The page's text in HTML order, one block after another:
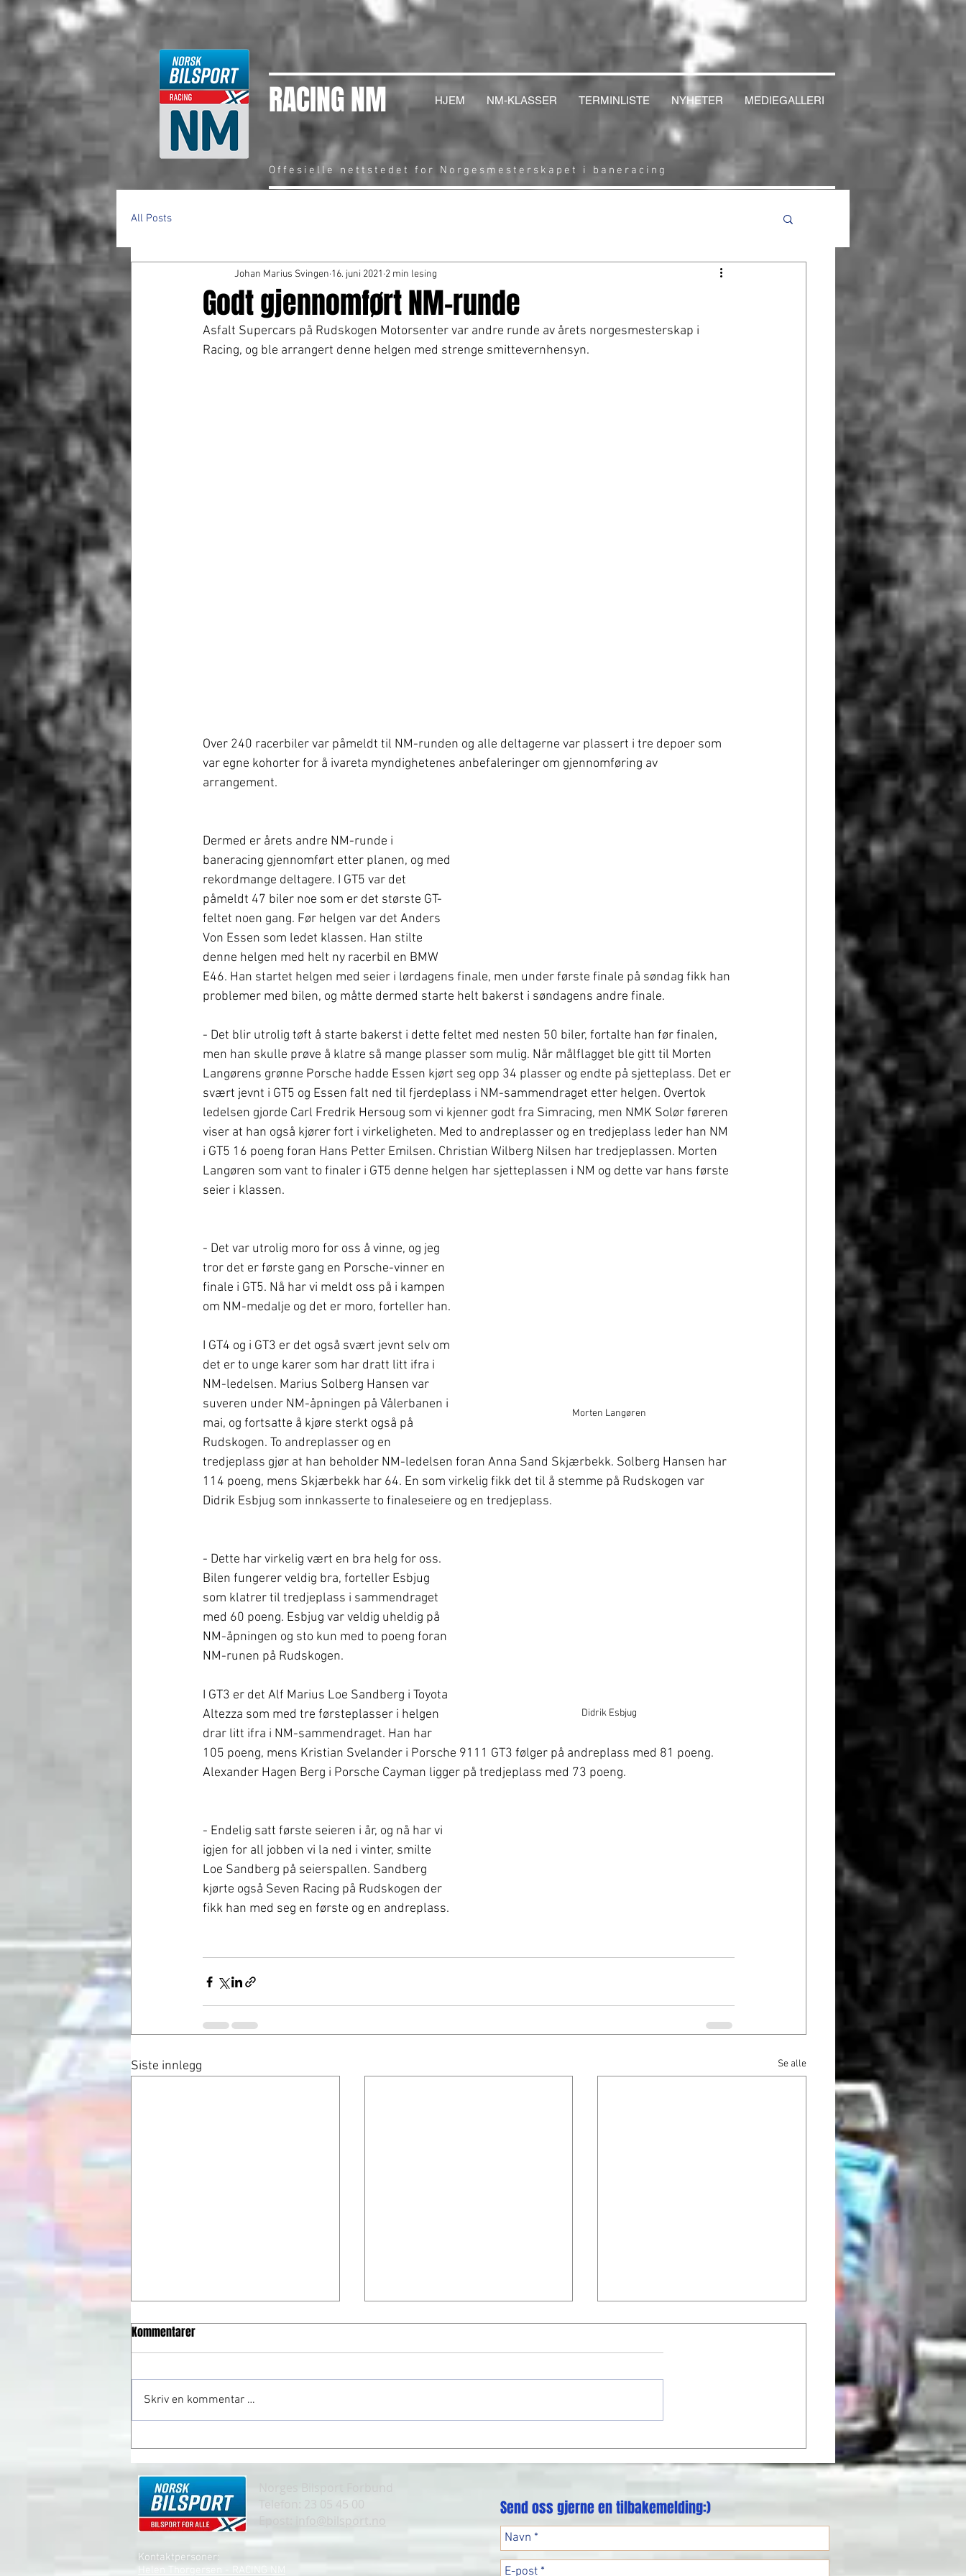
RACING NM HJEM NM-KLASSER TERMINLISTE NYHETER MEDIEGALLERI
Offesielle nettstedet for Norgesmesterskapet i baneracing
All Posts
Godt gjennomført NM-runde
Johan Marius Svingen 16. juni 2021 2 min lesing
Asfalt Supercars på Rudskogen Motorsenter var andre runde av årets norgesmesterskap i
Racing, og ble arrangert denne helgen med strenge smittevernhensyn.
Over 240 racerbiler var påmeldt til NM-runden og alle deltagerne var plassert i tre depoer som
var egne kohorter for å ivareta myndighetenes anbefaleringer om gjennomføring av
arrangement.
Dermed er årets andre NM-runde i
baneracing gjennomført etter planen, og med
rekordmange deltagere. I GT5 var det
påmeldt 47 biler noe som er det største GT-
feltet noen gang. Før helgen var det Anders
Von Essen som ledet klassen. Han stilte
denne helgen med helt ny racerbil en BMW
E46. Han startet helgen med seier i lørdagens finale, men under første finale på søndag fikk han
problemer med bilen, og måtte dermed starte helt bakerst i søndagens andre finale.
- Det blir utrolig tøft å starte bakerst i dette feltet med nesten 50 biler, fortalte han før finalen,
men han skulle prøve å klatre så mange plasser som mulig. Når målflagget ble gitt til Morten
Langørens grønne Porsche hadde Essen kjørt seg opp 34 plasser og endte på sjetteplass. Det er
svært jevnt i GT5 og Essen falt ned til fjerdeplass i NM-sammendraget etter helgen. Overtok
ledelsen gjorde Carl Fredrik Hersoug som vi kjenner godt fra Simracing, men NMK Solør føreren
viser at han også kjører fort i virkeligheten. Med to andreplasser og en tredjeplass leder han NM
i GT5 16 poeng foran Hans Petter Emilsen. Christian Wilberg Nilsen har tredjeplassen. Morten
Langøren som vant to finaler i GT5 denne helgen har sjetteplassen i NM og dette var hans første
seier i klassen.
Morten Langøren
- Det var utrolig moro for oss å vinne, og jeg
tror det er første gang en Porsche-vinner en
finale i GT5. Nå har vi meldt oss på i kampen
om NM-medalje og det er moro, forteller han.
I GT4 og i GT3 er det også svært jevnt selv om
det er to unge karer som har dratt litt ifra i
NM-ledelsen. Marius Solberg Hansen var
suveren under NM-åpningen på Vålerbanen i
mai, og fortsatte å kjøre sterkt også på
Rudskogen. To andreplasser og en
tredjeplass gjør at han beholder NM-ledelsen foran Anna Sand Skjærbekk. Solberg Hansen har
114 poeng, mens Skjærbekk har 64. En som virkelig fikk det til å stemme på Rudskogen var
Didrik Esbjug som innkasserte to finaleseiere og en tredjeplass.
Didrik Esbjug
- Dette har virkelig vært en bra helg for oss.
Bilen fungerer veldig bra, forteller Esbjug
som klatrer til tredjeplass i sammendraget
med 60 poeng. Esbjug var veldig uheldig på
NM-åpningen og sto kun med to poeng foran
NM-runen på Rudskogen.
I GT3 er det Alf Marius Loe Sandberg i Toyota
Altezza som med tre førsteplasser i helgen
drar litt ifra i NM-sammendraget. Han har
105 poeng, mens Kristian Svelander i Porsche 9111 GT3 følger på andreplass med 81 poeng.
Alexander Hagen Berg i Porsche Cayman ligger på tredjeplass med 73 poeng.
- Endelig satt første seieren i år, og nå har vi
igjen for all jobben vi la ned i vinter, smilte
Loe Sandberg på seierspallen. Sandberg
kjørte også Seven Racing på Rudskogen der
fikk han med seg en første og en andreplass.
Siste innlegg Se alle
Kommentarer
Skriv en kommentar …
Norges Bilsport Forbund
Telefon: 23 05 45 00
info@bilsport.no
Kontaktpersoner:
Helen Thorgersen - RACING NM
Send oss gjerne en tilbakemelding:)